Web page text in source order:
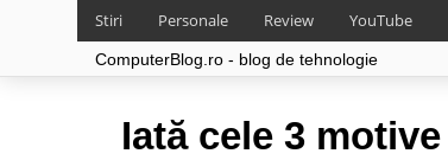
Stiri Personale Review YouTube
ComputerBlog.ro - blog de tehnologie
Iată cele 3